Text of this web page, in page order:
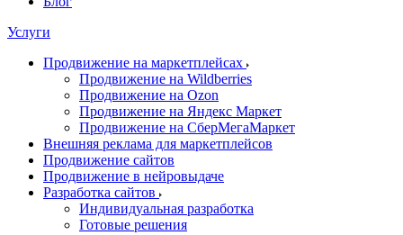
Услуги
Продвижение на маркетплейсах
Продвижение на Wildberries
Продвижение на Ozon
Продвижение на Яндекс Маркет
Продвижение на СберМегаМаркет
Внешняя реклама для маркетплейсов
Продвижение сайтов
Продвижение в нейровыдаче
Разработка сайтов
Индивидуальная разработка
Готовые решения